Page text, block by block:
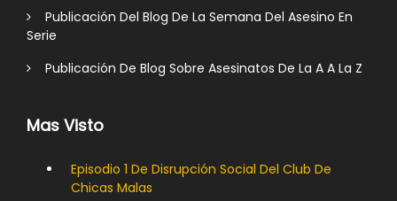
Publicación Del Blog De La Semana Del Asesino En
Serie
Publicación De Blog Sobre Asesinatos De La A A La Z
Mas Visto
Episodio 1 De Disrupción Social Del Club De
Chicas Malas